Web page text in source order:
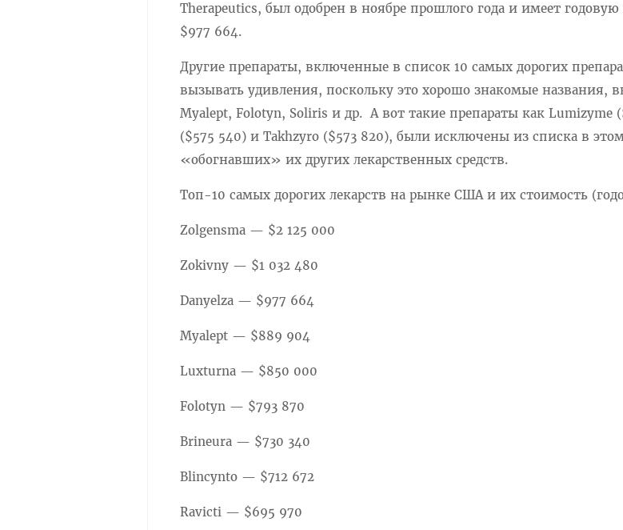
Therapeutics, был одобрен в ноябре прошлого года и имеет
$977 664.
Другие препараты, включенные в список 10 самых дорогих
вызывать удивления, поскольку это хорошо знакомые названия,
Myalept, Folotyn, Soliris и др. А вот такие препараты как Lumizyme
($575 540) и Takhzyro ($573 820), были исключены из списка в
«обогнавших» их других лекарственных средств.
Топ-10 самых дорогих лекарств на рынке США и их стоимость
Zolgensma — $2 125 000
Zokivny — $1 032 480
Danyelza — $977 664
Myalept — $889 904
Luxturna — $850 000
Folotyn — $793 870
Brineura — $730 340
Blincynto — $712 672
Ravicti — $695 970